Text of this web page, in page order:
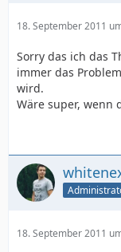
18. September 2011
Sorry das ich das
immer das
wird.
Wäre super, wenn
18. September 2011